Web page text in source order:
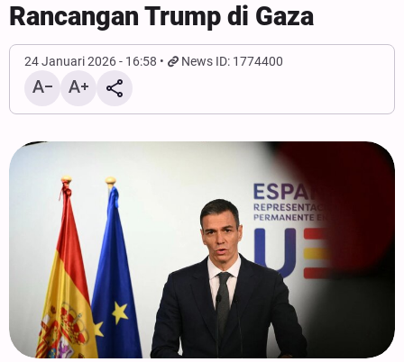
Rancangan Trump di Gaza
24 Januari 2026 - 16:58 News ID: 1774400